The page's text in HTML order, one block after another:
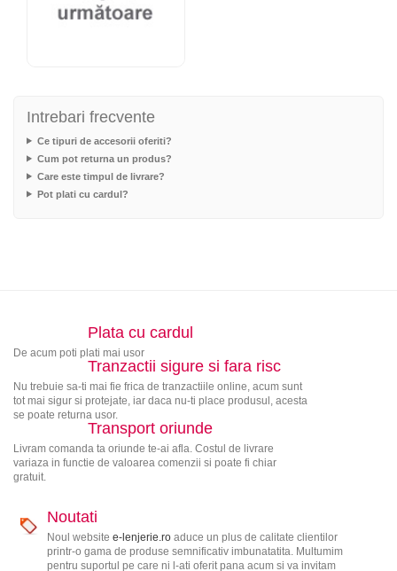
Intrebari frecvente
Ce tipuri de accesorii oferiti?
Cum pot returna un produs?
Care este timpul de livrare?
Pot plati cu cardul?
Plata cu cardul
De acum poti plati mai usor
Tranzactii sigure si fara risc
Nu trebuie sa-ti mai fie frica de tranzactiile online, acum sunt
tot mai sigur si protejate, iar daca nu-ti place produsul, acesta
se poate returna usor.
Transport oriunde
Livram comanda ta oriunde te-ai afla. Costul de livrare
variaza in functie de valoarea comenzii si poate fi chiar
gratuit.
Noutati
Noul website e-lenjerie.roaduce un plus de calitate clientilor
printr-o gama de produse semnificativ imbunatatita. Multumim
pentru suportul pe care ni l-ati oferit pana acum si va invitam